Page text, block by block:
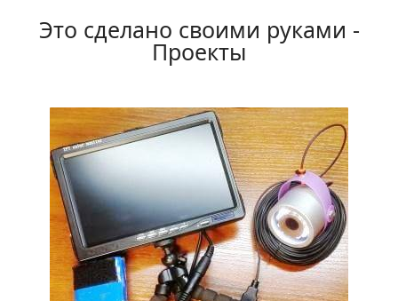
Это сделано своими руками -
Проекты